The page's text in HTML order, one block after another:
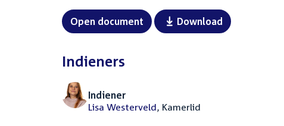
Open document Download
Indieners
Indiener
Lisa Westerveld, Kamerlid